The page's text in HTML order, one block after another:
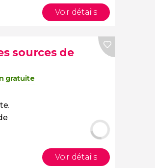
Voir détails
sources de
gratuite
.
Voir détails